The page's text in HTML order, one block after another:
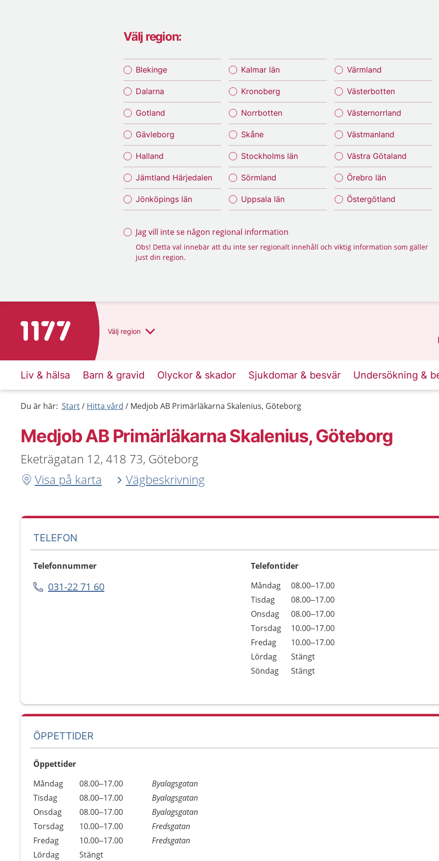
Välj region:
Blekinge
Dalarna
Gotland
Gävleborg
Halland
Jämtland Härjedalen
Jönköpings län
Kalmar län
Kronoberg
Norrbotten
Skåne
Stockholms län
Sörmland
Uppsala län
Värmland
Västerbotten
Västernorrland
Västmanland
Västra Götaland
Örebro län
Östergötland
Jag vill inte se någon regional information
Obs! Detta val innebär att du inte ser regionalt innehåll och viktig information som gäller
just din region.
Till startsidan för 1177 Välj region
Liv & hälsa Barn & gravid Olyckor & skador Sjukdomar & besvär Undersökning &
Du är här: Start Hitta vård Medjob AB Primärläkarna Skalenius, Göteborg
Medjob AB Primärläkarna Skalenius, Göteborg
Eketrägatan 12, 418 73, Göteborg
Visa på karta
Vägbeskrivning
TELEFON
Telefonnummer
031-22 71 60
Telefontider
Dag
Öppettider
Kommentarer
Måndag
08.00–17.00
Tisdag
08.00–17.00
Onsdag
08.00–17.00
Torsdag
10.00–17.00
Fredag
10.00–17.00
Lördag
Stängt
Söndag
Stängt
ÖPPETTIDER
Öppettider
Dag
Öppettider
Kommentarer
Måndag 08.00–17.00
Byalagsgatan
Tisdag
08.00–17.00
Byalagsgatan
Onsdag
08.00–17.00
Byalagsgatan
Torsdag
10.00–17.00
Fredsgatan
Fredag
10.00–17.00
Fredsgatan
Lördag
Stängt